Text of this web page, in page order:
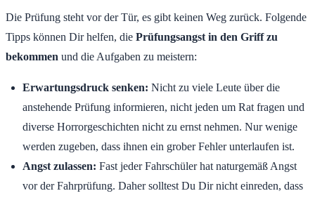
Die Prüfung steht vor der Tür, es gibt keinen Weg zurück. Folgende
Tipps können Dir helfen, die Prüfungsangst in den Griff zu
bekommen und die Aufgaben zu meistern:
Erwartungsdruck senken: Nicht zu viele Leute über die
anstehende Prüfung informieren, nicht jeden um Rat fragen und
diverse Horrorgeschichten nicht zu ernst nehmen. Nur wenige
werden zugeben, dass ihnen ein grober Fehler unterlaufen ist.
Angst zulassen: Fast jeder Fahrschüler hat naturgemäß Angst
vor der Fahrprüfung. Daher solltest Du Dir nicht einreden, dass